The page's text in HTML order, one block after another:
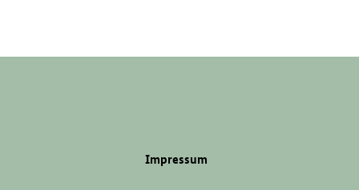
Impressum